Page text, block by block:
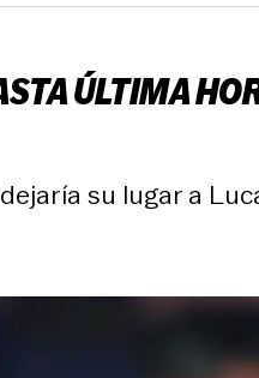
ÚLTIMA
su lugar a